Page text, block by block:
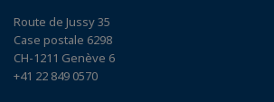
Route de Jussy 35
Case postale 6298
CH-1211 Genève 6
+41 22 849 0570